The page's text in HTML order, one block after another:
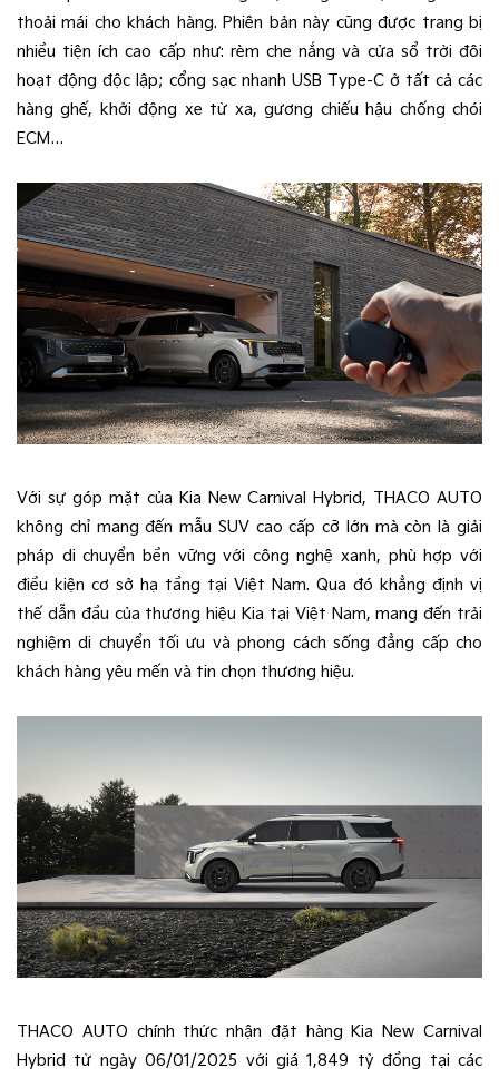
thoải mái cho khách hàng. Phiên bản này cũng được trang bị
nhiều tiện ích cao cấp như: rèm che nắng và cửa sổ trời đôi
hoạt động độc lập; cổng sạc nhanh USB Type-C ở tất cả các
hàng ghế, khởi động xe từ xa, gương chiếu hậu chống chói
ECM…
Với sự góp mặt của Kia New Carnival Hybrid, THACO AUTO
không chỉ mang đến mẫu SUV cao cấp cỡ lớn mà còn là giải
pháp di chuyển bền vững với công nghệ xanh, phù hợp với
điều kiện cơ sở hạ tầng tại Việt Nam. Qua đó khẳng định vị
thế dẫn đầu của thương hiệu Kia tại Việt Nam, mang đến trải
nghiệm di chuyển tối ưu và phong cách sống đẳng cấp cho
khách hàng yêu mến và tin chọn thương hiệu.
THACO AUTO chính thức nhận đặt hàng Kia New Carnival
Hybrid từ ngày 06/01/2025 với giá 1,849 tỷ đồng tại các